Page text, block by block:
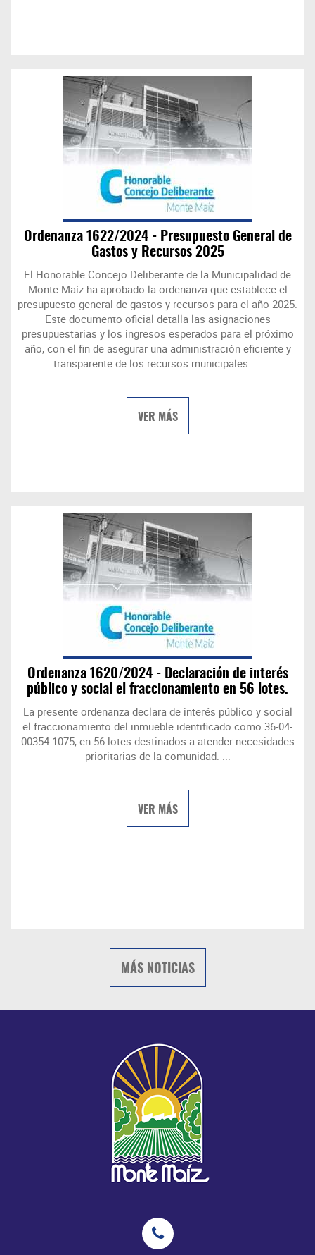
Ordenanza 1622/2024 - Presupuesto General de
Gastos y Recursos 2025
El Honorable Concejo Deliberante de la Municipalidad de
Monte Maíz ha aprobado la ordenanza que establece el
presupuesto general de gastos y recursos para el año 2025.
Este documento oficial detalla las asignaciones
presupuestarias y los ingresos esperados para el próximo
año, con el fin de asegurar una administración eficiente y
transparente de los recursos municipales. ...
VER MÁS
Ordenanza 1620/2024 - Declaración de interés
público y social el fraccionamiento en 56 lotes.
La presente ordenanza declara de interés público y social
el fraccionamiento del inmueble identificado como 36-04-
00354-1075, en 56 lotes destinados a atender necesidades
prioritarias de la comunidad. ...
VER MÁS
MÁS NOTICIAS